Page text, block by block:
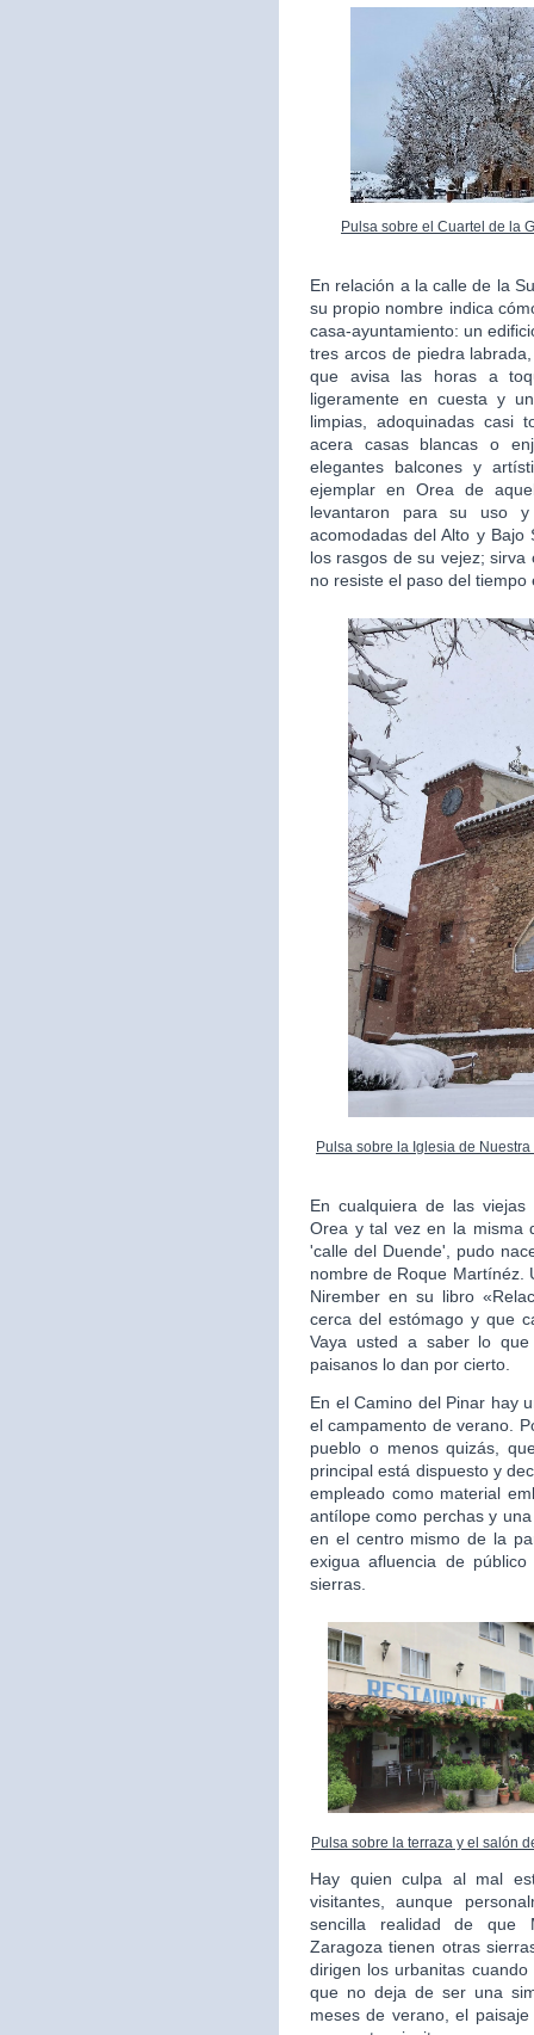
Pulsa sobre el Cuartel de la
En relación a la calle de la
su propio nombre indica
casa-ayuntamiento: un
tres arcos de piedra
que avisa las horas a
ligeramente en cuesta y
limpias, adoquinadas casi
acera casas blancas o
elegantes balcones y
ejemplar en Orea de
levantaron para su uso
acomodadas del Alto y Bajo
los rasgos de su vejez;
no resiste el paso del
Pulsa sobre la Iglesia de
En cualquiera de las
Orea y tal vez en la misma
'calle del Duende', pudo
nombre de Roque Martínéz.
Nirember en su libro
cerca del estómago y que
Vaya usted a saber lo
paisanos lo dan por cierto.
En el Camino del Pinar hay
el campamento de verano.
pueblo o menos quizás,
principal está dispuesto y
empleado como material
antílope como perchas y
en el centro mismo de la
exigua afluencia de
sierras.
Pulsa sobre la terraza y el salón
Hay quien culpa al mal
visitantes, aunque
sencilla realidad de que
Zaragoza tienen otras
dirigen los urbanitas
que no deja de ser una
meses de verano, el